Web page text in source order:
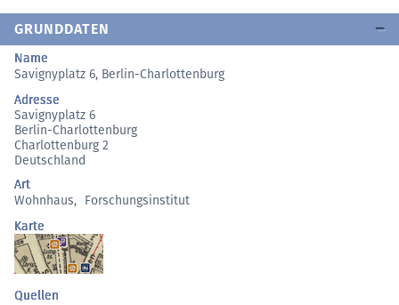
GRUNDDATEN
Name
Savignyplatz 6, Berlin-Charlottenburg
Adresse
Savignyplatz 6
Berlin-Charlottenburg
Charlottenburg 2
Deutschland
Art
Wohnhaus, Forschungsinstitut
Karte
Quellen